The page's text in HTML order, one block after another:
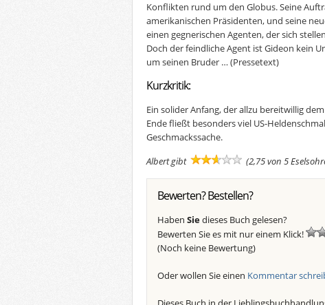
Konflikten rund um den Globus. Seine
amerikanischen Präsidenten, und seine
einen gegnerischen Agenten, der sich
Doch der feindliche Agent ist Gideon kein
um seinen Bruder … (Pressetext)
Kurzkritik:
Ein solider Anfang, der allzu bereitwillig
Ende fließt besonders viel US-
Geschmackssache.
Albert gibt
(2,75 von 5
Bewerten? Bestellen?
Haben Siedieses Buch gelesen?
Bewerten Sie es mit nur einem Klick!
(Noch keine Bewertung)
Oder wollen Sie einen Kommentar